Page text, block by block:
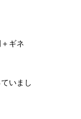
ギネ
いまし